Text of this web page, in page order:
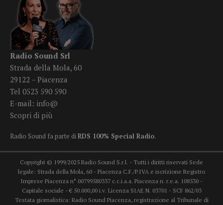
Radio Sound Srl
Strada della Mola, 60
29122 – Piacenza
Tel 0523 590 590
E-mail: info@
Scopri di più
Radio Sound fa parte diRDS 100% Special Radio.
Copyright © 1999/2025 Radio Sound S.r.l. - Tutti i diritti riservati Sede
legale: Strada della Mola, 60 - Piacenza C.F./P.IVA e iscrizione Registro
Imprese Piacenza n° 00799580337 c.c.i.a.a. Piacenza n. r.e.a. 108530 -
Capitale sociale - € 50.000,00 i.v. Licenza SIAE N. 03701 - SCF 862/03
Testata giornalistica: Radio Sound Piacenza, registrazione al Tribunale di